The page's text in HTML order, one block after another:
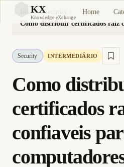
KX
Knowledge eXchange
Home
Início
Security
Security INTERMEDIÁRIO
Como
certificados
confiaveis